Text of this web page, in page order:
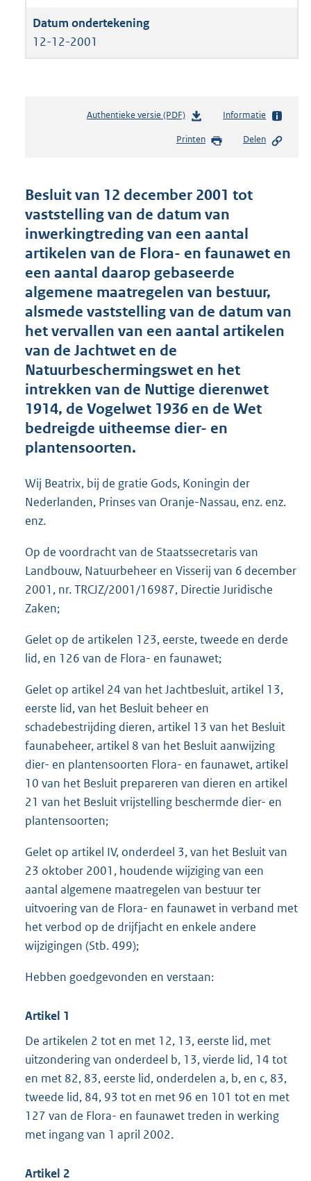
12-12-2001
Authentieke versie (PDF)b
s
d
s
g
o
o
t
e
:
K
b
Informatie
Printen Delen
Besluit van 12 december 2001 tot
vaststelling van de datum van
inwerkingtreding van een aantal
artikelen van de Flora- en faunawet en
een aantal daarop gebaseerde
algemene maatregelen van bestuur,
alsmede vaststelling van de datum van
het vervallen van een aantal artikelen
van de Jachtwet en de
Natuurbeschermingswet en het
intrekken van de Nuttige dierenwet
1914, de Vogelwet 1936 en de Wet
bedreigde uitheemse dier- en
plantensoorten.
Wij Beatrix, bij de gratie Gods, Koningin der
Nederlanden, Prinses van Oranje-Nassau, enz. enz.
enz.
Op de voordracht van de Staatssecretaris van
Landbouw, Natuurbeheer en Visserij van 6 december
2001, nr. TRCJZ/2001/16987, Directie Juridische
Zaken;
Gelet op de artikelen 123, eerste, tweede en derde
lid, en 126 van de Flora- en faunawet;
Gelet op artikel 24 van het Jachtbesluit, artikel 13,
eerste lid, van het Besluit beheer en
schadebestrijding dieren, artikel 13 van het Besluit
faunabeheer, artikel 8 van het Besluit aanwijzing
dier- en plantensoorten Flora- en faunawet, artikel
10 van het Besluit prepareren van dieren en artikel
21 van het Besluit vrijstelling beschermde dier- en
plantensoorten;
Gelet op artikel IV, onderdeel 3, van het Besluit van
23 oktober 2001, houdende wijziging van een
aantal algemene maatregelen van bestuur ter
uitvoering van de Flora- en faunawet in verband met
het verbod op de drijfjacht en enkele andere
wijzigingen (Stb. 499);
Hebben goedgevonden en verstaan:
Artikel 1
De artikelen 2 tot en met 12, 13, eerste lid, met
uitzondering van onderdeel b, 13, vierde lid, 14 tot
en met 82, 83, eerste lid, onderdelen a, b, en c, 83,
tweede lid, 84, 93 tot en met 96 en 101 tot en met
127 van de Flora- en faunawet treden in werking
met ingang van 1 april 2002.
Artikel 2